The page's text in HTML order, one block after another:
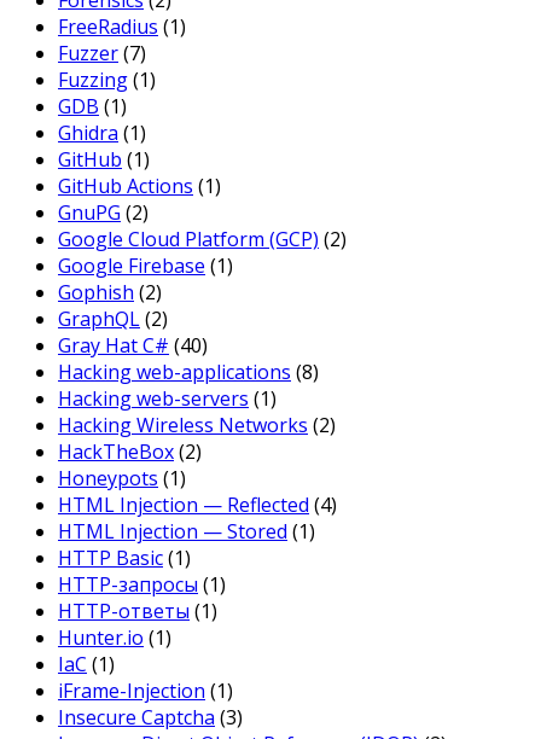
FreeRadius (1)
Fuzzer(7)
Fuzzing(1)
GDB (1)
Ghidra (1)
GitHub (1)
GitHub Actions (1)
GnuPG (2)
Google Cloud Platform (GCP) (2)
Google Firebase (1)
Gophish (2)
GraphQL(2)
Gray Hat C# (40)
Hacking web-applications (8)
Hacking web-servers (1)
Hacking Wireless Networks (2)
HackTheBox(2)
Honeypots (1)
HTML Injection — Reflected (4)
HTML Injection — Stored (1)
HTTP Basic(1)
HTTP-запросы (1)
HTTP-ответы (1)
Hunter.io (1)
IaC (1)
iFrame-Injection (1)
Insecure Captcha (3)